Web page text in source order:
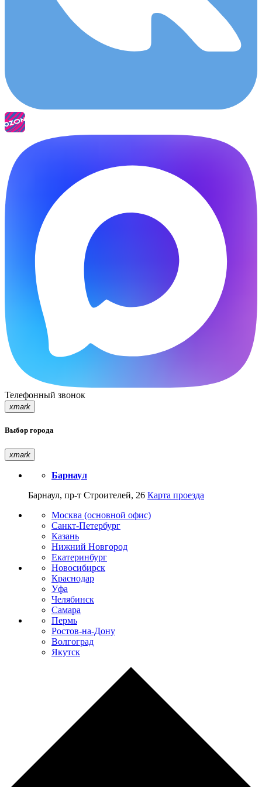
Телефонный звонок
xmark
Выбор города
xmark
Барнаул
Барнаул, пр-т Строителей, 26 Карта проезда
Москва (основной офис)
Санкт-Петербург
Казань
Нижний Новгород
Екатеринбург
Новосибирск
Краснодар
Уфа
Челябинск
Самара
Пермь
Ростов-на-Дону
Волгоград
Якутск